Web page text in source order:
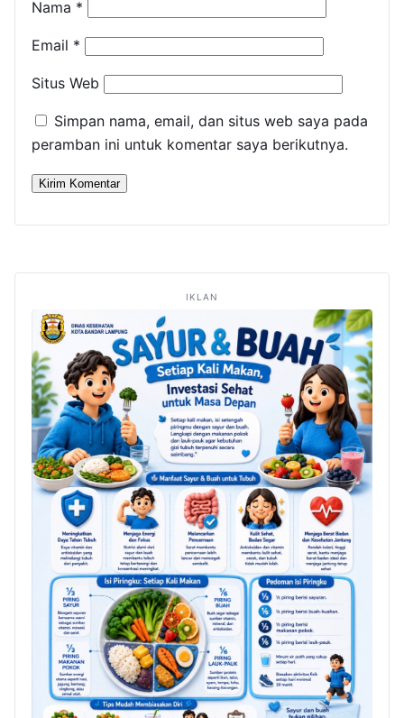
Nama *
Email *
Situs Web
Simpan nama, email, dan situs web saya pada
peramban ini untuk komentar saya berikutnya.
IKLAN